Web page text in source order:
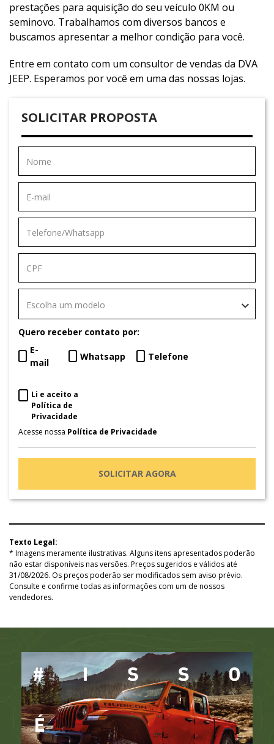
prestações para aquisição do seu veículo 0KM ou
seminovo. Trabalhamos com diversos bancos e
buscamos apresentar a melhor condição para você.
Entre em contato com um consultor de vendas da DVA
JEEP. Esperamos por você em uma das nossas lojas.
SOLICITAR PROPOSTA
Escolha um modelo
Quero receber contato por:
E-
mail
Whatsapp Telefone
Li e aceito a
Política de
Privacidade
Acesse nossa Política de Privacidade
SOLICITAR AGORA
Texto Legal:
* Imagens meramente ilustrativas. Alguns itens apresentados poderão
não estar disponíveis nas versões. Preços sugeridos e válidos até
31/08/2026. Os preços poderão ser modificados sem aviso prévio.
Consulte e confirme todas as informações com um de nossos
vendedores.